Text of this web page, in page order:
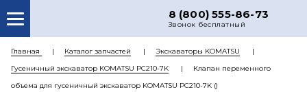
8 (800) 555-86-73
Звонок бесплатный
О НАС
КАТАЛОГ ЗАПЧАСТЕЙ
Главная Каталог запчастей
Экскаваторы KOMATSU
Гусеничный экскаватор KOMATSU PC210-7K
Клапан переменного
объема для гусеничный экскаватор KOMATSU PC210-7K ()